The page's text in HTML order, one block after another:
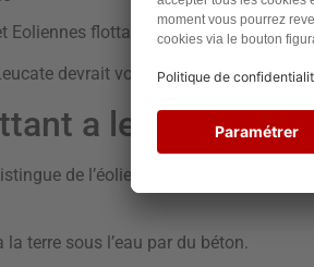
Eoliennes flottantes du golfe du Lion
devrait voir le jour en 2022.
a le vent en
de l’éolien en mer posé, qui
la terre sous l’eau par du béton.